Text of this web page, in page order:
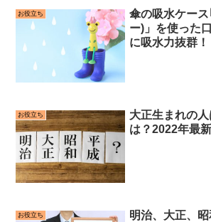
お役立ち
傘の吸水ケー
ー)」を使った
に吸水力抜群！
お役立ち
大正生まれの
は？2022年最
お役立ち
明治、大正、